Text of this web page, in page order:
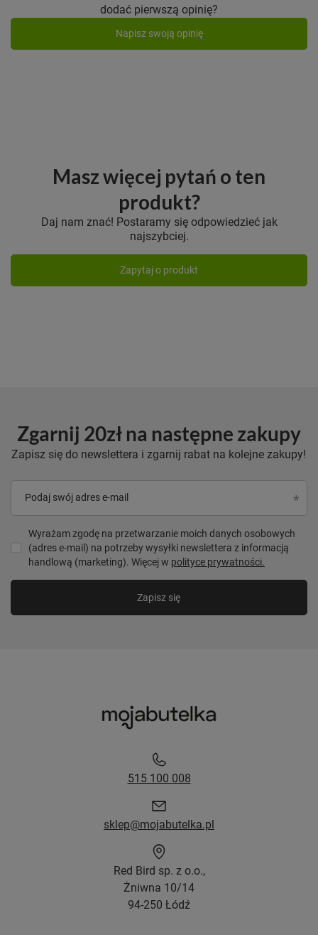
dodać pierwszą opinię?
Napisz swoją opinię
Masz więcej pytań o ten
produkt?
Daj nam znać! Postaramy się odpowiedzieć jak
najszybciej.
Zapytaj o produkt
Zgarnij 20zł na następne zakupy
Zapisz się do newslettera i zgarnij rabat na kolejne zakupy!
Podaj swój adres e-mail
Wyrażam zgodę na przetwarzanie moich danych osobowych
(adres e-mail) na potrzeby wysyłki newslettera z informacją
handlową (marketing). Więcej w polityce prywatności.
Zapisz się
515 100 008
sklep@mojabutelka.pl
Red Bird sp. z o.o.,
Żniwna 10/14
94-250 Łódź